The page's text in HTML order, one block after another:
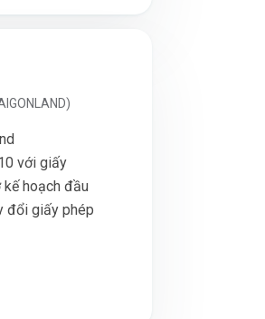
với giấy
hoạch đầu
đổi giấy phép